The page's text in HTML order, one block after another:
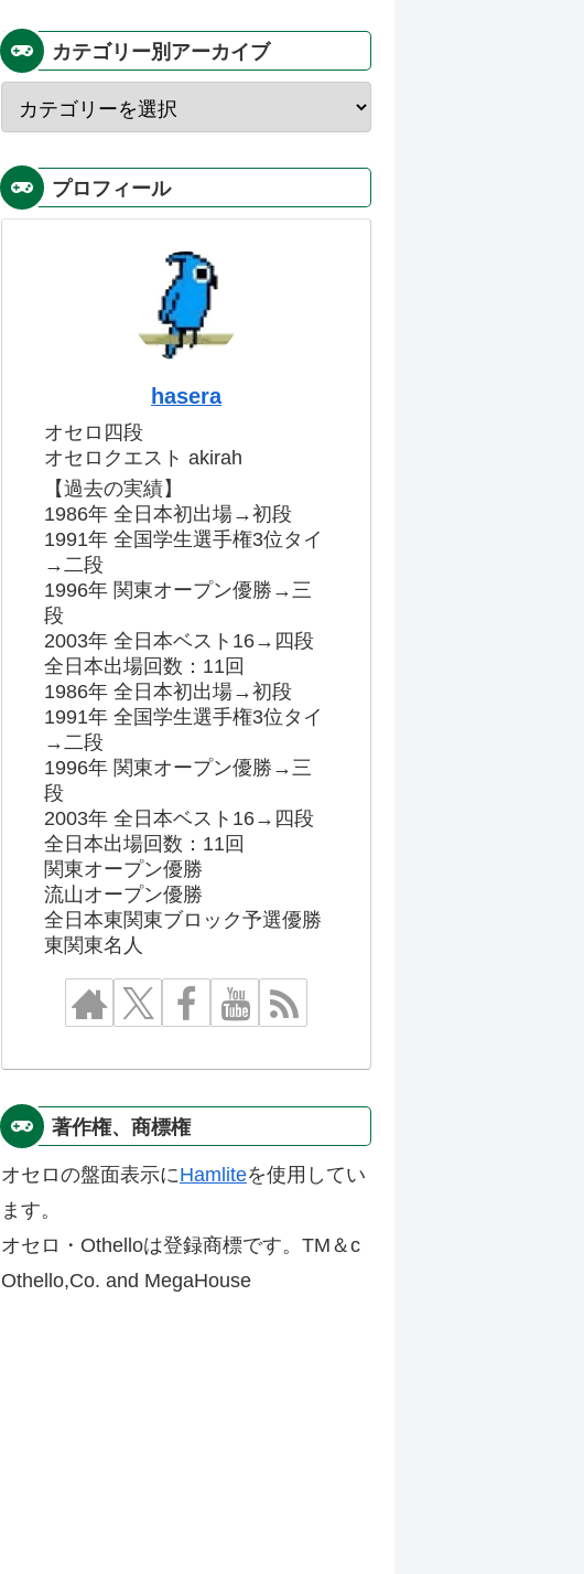
カテゴリー別アーカイブ
プロフィール
hasera
オセロ四段
オセロクエスト akirah
【過去の実績】
1986年 全日本初出場→初段
1991年 全国学生選手権3位タイ
→二段
1996年 関東オープン優勝→三
段
2003年 全日本ベスト16→四段
全日本出場回数：11回
1986年 全日本初出場→初段
1991年 全国学生選手権3位タイ
→二段
1996年 関東オープン優勝→三
段
2003年 全日本ベスト16→四段
全日本出場回数：11回
関東オープン優勝
流山オープン優勝
全日本東関東ブロック予選優勝
東関東名人
著作権、商標権
オセロの盤面表示にHamliteを使用してい
ます。
オセロ・Othelloは登録商標です。TM＆c
Othello,Co. and MegaHouse